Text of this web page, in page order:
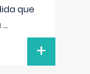
que
...
+